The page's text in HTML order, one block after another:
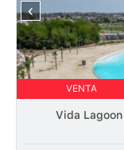
‹
VENTA
Vida